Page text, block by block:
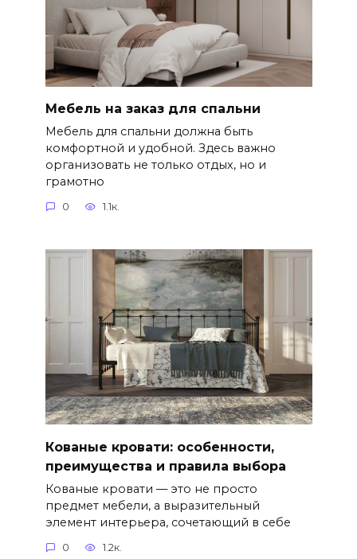
Мебель на заказ для спальни
Мебель для спальни должна быть
комфортной и удобной. Здесь важно
организовать не только отдых, но и
грамотно
0 1.1к.
Кованые кровати: особенности,
преимущества и правила выбора
Кованые кровати — это не просто
предмет мебели, а выразительный
элемент интерьера, сочетающий в себе
0 1.2к.